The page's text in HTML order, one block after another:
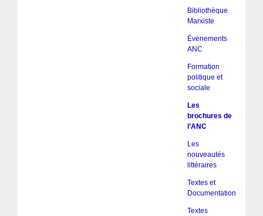
Bibliothèque
Marxiste
Évenements
ANC
Formation
politique et
sociale
Les
brochures de
l’ANC
Les
nouveautés
littéraires
Textes et
Documentation
Textes